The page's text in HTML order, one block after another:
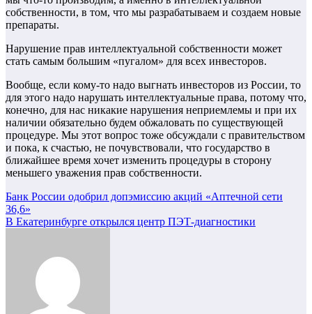
собственности, в том, что мы разрабатываем и создаем новые
препараты.
Нарушение прав интеллектуальной собственности может
стать самым большим «пугалом» для всех инвесторов.
Вообще, если кому-то надо выгнать инвесторов из России, то
для этого надо нарушать интеллектуальные права, потому что,
конечно, для нас никакие нарушения неприемлемы и при их
наличии обязательно будем обжаловать по существующей
процедуре. Мы этот вопрос тоже обсуждали с правительством
и пока, к счастью, не почувствовали, что государство в
ближайшее время хочет изменить процедуры в сторону
меньшего уважения прав собственности.
Навигация
по
Банк России одобрил допэмиссию акций «Аптечной сети
36,6»
В Екатеринбурге открылся центр ПЭТ-диагностики